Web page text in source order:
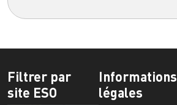
Filtrer par
site ESO
Informations
légales